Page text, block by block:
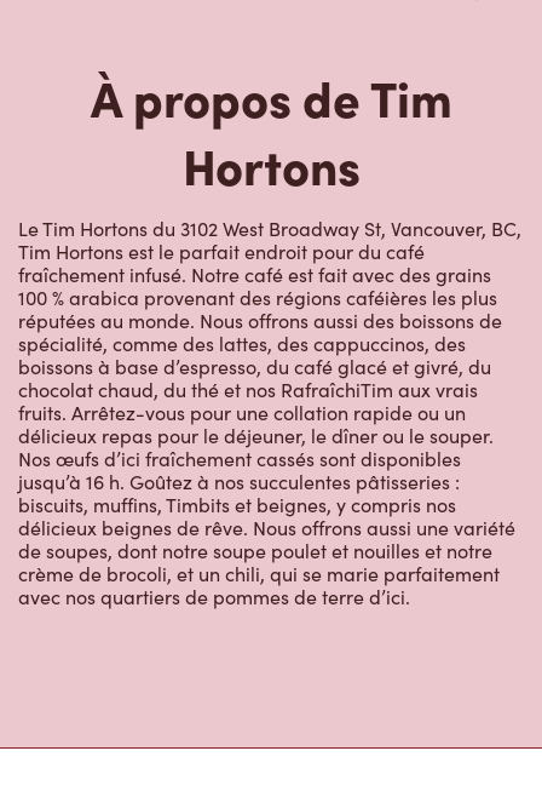
À propos de Tim
Hortons
Le Tim Hortons du 3102 West Broadway St, Vancouver, BC,
Tim Hortons est le parfait endroit pour du café
fraîchement infusé. Notre café est fait avec des grains
100 % arabica provenant des régions caféières les plus
réputées au monde. Nous offrons aussi des boissons de
spécialité, comme des lattes, des cappuccinos, des
boissons à base d’espresso, du café glacé et givré, du
chocolat chaud, du thé et nos RafraîchiTim aux vrais
fruits. Arrêtez-vous pour une collation rapide ou un
délicieux repas pour le déjeuner, le dîner ou le souper.
Nos œufs d’ici fraîchement cassés sont disponibles
jusqu’à 16 h. Goûtez à nos succulentes pâtisseries :
biscuits, muffins, Timbits et beignes, y compris nos
délicieux beignes de rêve. Nous offrons aussi une variété
de soupes, dont notre soupe poulet et nouilles et notre
crème de brocoli, et un chili, qui se marie parfaitement
avec nos quartiers de pommes de terre d’ici.